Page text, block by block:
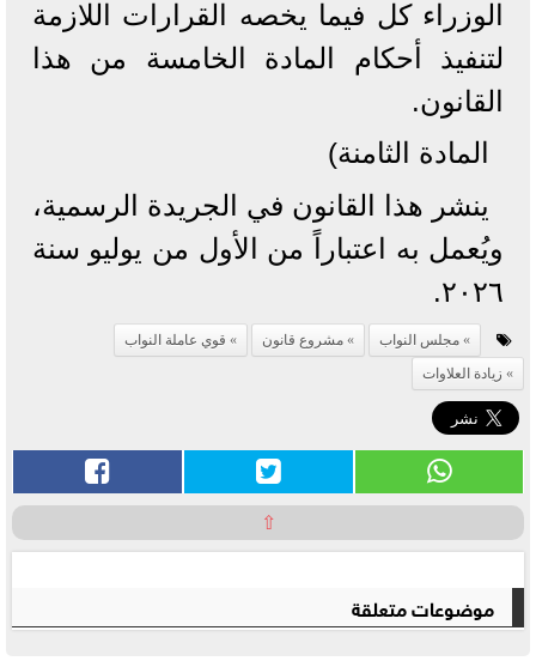
الوزراء كل فيما يخصه القرارات اللازمة
لتنفيذ أحكام المادة الخامسة من هذا
القانون.
المادة الثامنة)
ينشر هذا القانون في الجريدة الرسمية،
ويُعمل به اعتباراً من الأول من يوليو سنة
٢٠٢٦.
مجلس النواب مشروع قانون
قوي عاملة النواب
زيادة العلاوات
⇧
موضوعات متعلقة